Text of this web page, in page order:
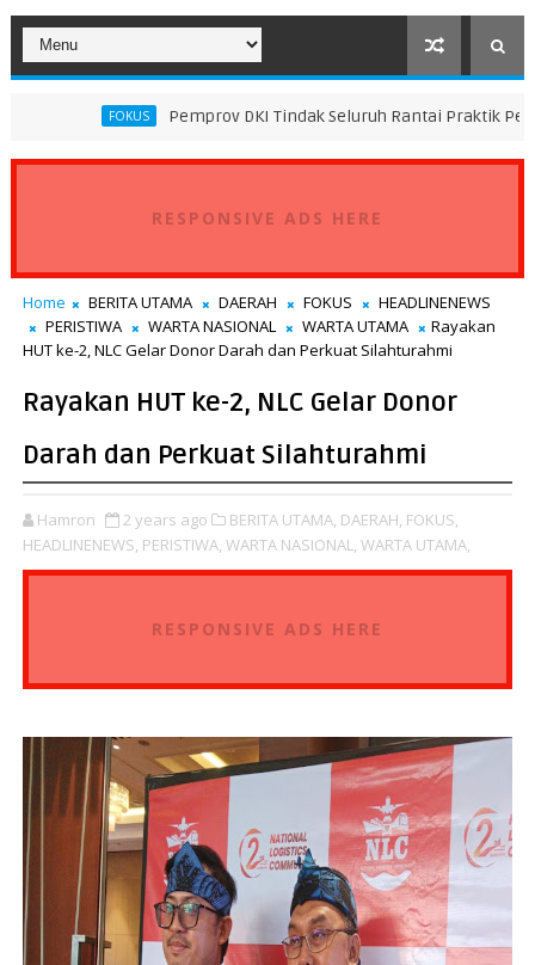
Pemprov DKI Tindak Seluruh Rantai Praktik Pembuangan
RESPONSIVE ADS HERE
Home BERITA UTAMA DAERAH FOKUS
HEADLINENEWS
PERISTIWA
WARTA NASIONAL WARTA UTAMA
Rayakan
HUT ke-2, NLC Gelar Donor Darah dan Perkuat Silahturahmi
Rayakan HUT ke-2, NLC Gelar Donor
Darah dan Perkuat Silahturahmi
Hamron 2 years ago BERITA UTAMA, DAERAH, FOKUS,
HEADLINENEWS, PERISTIWA, WARTA NASIONAL, WARTA UTAMA,
RESPONSIVE ADS HERE